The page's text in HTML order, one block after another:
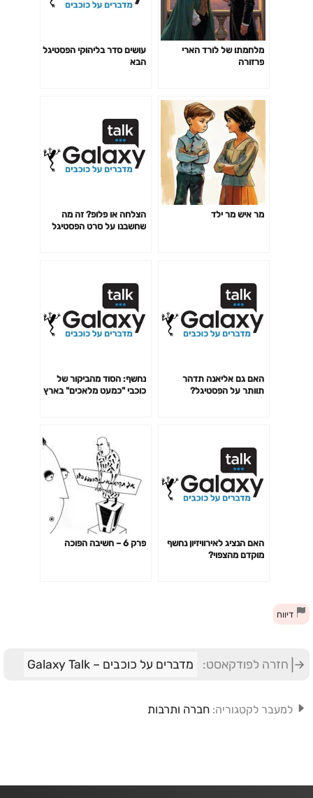
מלחמתו של לורד הארי
פרזורה
עושים סדר בליהוקי הפסטיגל
הבא
מר איש מר ילד
הצלחה או פלופ? זה מה
שחשבנו על סרט הפסטיגל
האם גם אליאנה תדהר
תוותר על הפסטיגל?
נחשף: הסוד מהביקור של
כוכבי "כמעט מלאכים" בארץ
האם הנציג לאירוויזיון נחשף
מוקדם מהצפוי?
פרק 6 – חשיבה הפוכה
דיווח
חזרה לפודקאסט: מדברים על כוכבים – Galaxy Talk
למעבר לקטגוריה: חברה ותרבות